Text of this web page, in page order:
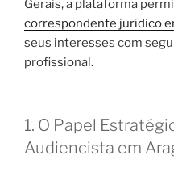
Gerais, a plataforma
correspondente jurídico
seus interesses com
profissional.
1. O Papel
Audiencista em